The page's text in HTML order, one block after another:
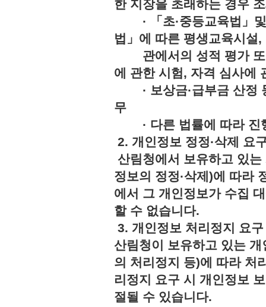
한 지장을 초래하는 경우
· 「초·중등교육법」및
법」에 따른 평생교육시설
관에서의 성적 평가 또
에 관한 시험, 자격 심사에
· 보상금·급부금 산정
무
· 다른 법률에 따라 진
2. 개인정보 정정·삭제 요
산림청에서 보유하고 있
정보의 정정·삭제)에 따라
에서 그 개인정보가 수집
할 수 없습니다.
3. 개인정보 처리정지 요구
산림청이 보유하고 있는
의 처리정지 등)에 따라 처
리정지 요구 시 개인정보
절될 수 있습니다.